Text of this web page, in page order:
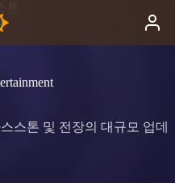
톤
스톤 및 전장의 대규모 업데